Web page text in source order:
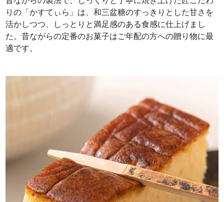
りの「かすてぃら」は、和三盆糖のすっきりとした甘さを
活かしつつ、しっとりと満足感のある食感に仕上げまし
た。昔ながらの定番のお菓子はご年配の方への贈り物に最
適です。